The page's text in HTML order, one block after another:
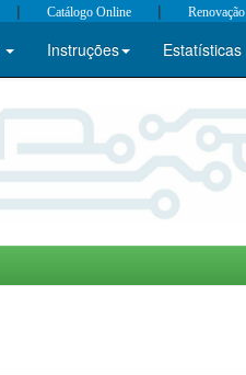
| Catálogo Online | Renovação
Instruções Estatísticas